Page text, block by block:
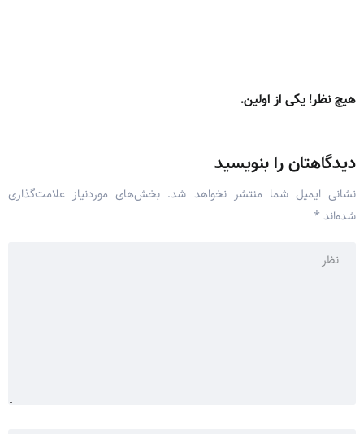
هیچ نظر! یکی از اولین.
دیدگاهتان را بنویسید
نشانی ایمیل شما منتشر نخواهد شد. بخش‌های موردنیاز علامت‌گذاری
شده‌اند *